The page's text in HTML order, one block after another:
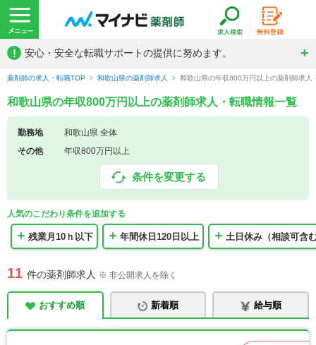
! 安心・安全な転職サポートの提供に努めます。
薬剤師の求人・転職TOP 和歌山県の薬剤師求人 和歌山県の年収800万円以上の薬剤師求人
和歌山県の年収800万円以上の薬剤師求人・転職情報一覧
勤務地
和歌山県 全体
その他
年収800万円以上
条件を変更する
人気のこだわり条件を追加する
残業月10ｈ以下 年間休日120日以上 土日休み（相談可含
11 件の薬剤師求人 ※ 非公開求人を除く
おすすめ順 新着順 給与順